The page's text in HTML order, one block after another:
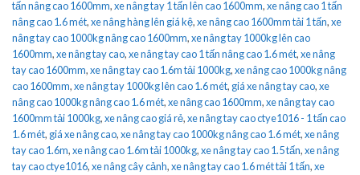
tấn nâng cao 1600mm,xe nâng tay 1 tấn lên cao 1600mm,xe nâng cao 1 tấn
nâng cao 1.6 mét,xe nâng hàng lên giá kệ,xe nâng cao 1600mm tải 1 tấn,xe
nâng tay cao 1000kg nâng cao 1600mm,xe nâng tay 1000kg lên cao
1600mm,xe nâng tay cao,xe nâng tay cao 1 tấn nâng cao 1.6 mét,xe nâng
tay cao 1600mm,xe nâng tay cao 1.6m tải 1000kg,xe nâng cao 1000kg nâng
cao 1600mm,xe nâng tay 1000kg lên cao 1.6 mét, giá xe nâng tay cao,xe
nâng cao 1000kg nâng cao 1.6 mét,xe nâng cao 1600mm,xe nâng tay cao
1600mm tải 1000kg,xe nâng cao giá rẻ,xe nâng tay cao ctye1016 - 1 tấn cao
1.6 mét, giá xe nâng cao,xe nâng tay cao 1000kg nâng cao 1.6 mét,xe nâng
tay cao 1.6m,xe nâng cao 1.6m tải 1000kg,xe nâng tay cao 1.5 tấn,xe nâng
tay cao ctye1016,xe nâng cây cảnh,xe nâng tay cao 1.6 mét tải 1 tấn,xe